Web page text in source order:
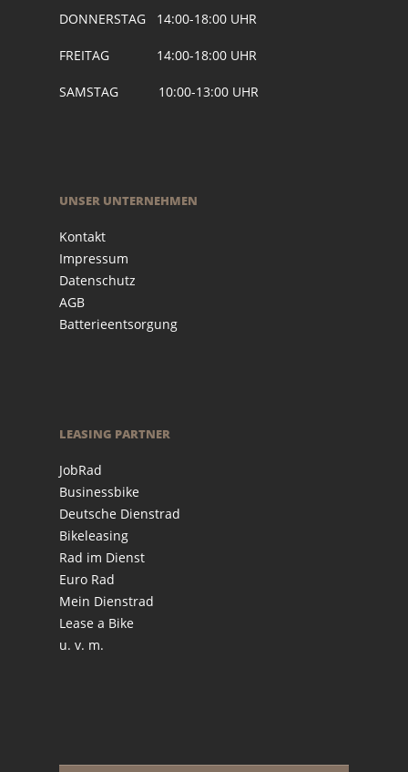
DONNERSTAG 14:00-18:00 UHR
FREITAG 14:00-18:00 UHR
SAMSTAG 10:00-13:00 UHR
UNSER UNTERNEHMEN
Kontakt
Impressum
Datenschutz
AGB
Batterieentsorgung
LEASING PARTNER
JobRad
Businessbike
Deutsche Dienstrad
Bikeleasing
Rad im Dienst
Euro Rad
Mein Dienstrad
Lease a Bike
u. v. m.